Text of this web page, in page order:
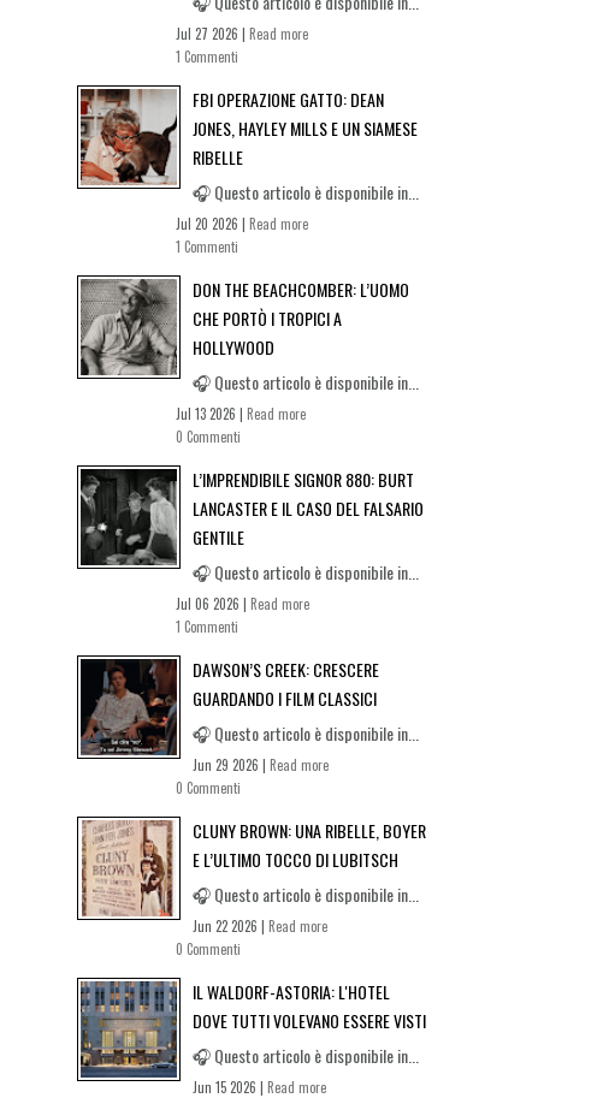
Jul 27 2026 | Read more
1 Commenti
FBI OPERAZIONE GATTO: DEAN
JONES, HAYLEY MILLS E UN SIAMESE
RIBELLE
🎧 Questo articolo è disponibile in...
Jul 20 2026 | Read more
1 Commenti
DON THE BEACHCOMBER: L’UOMO
CHE PORTÒ I TROPICI A
HOLLYWOOD
🎧 Questo articolo è disponibile in...
Jul 13 2026 | Read more
0 Commenti
L’IMPRENDIBILE SIGNOR 880: BURT
LANCASTER E IL CASO DEL FALSARIO
GENTILE
🎧 Questo articolo è disponibile in...
Jul 06 2026 | Read more
1 Commenti
DAWSON’S CREEK: CRESCERE
GUARDANDO I FILM CLASSICI
🎧 Questo articolo è disponibile in...
Jun 29 2026 | Read more
0 Commenti
CLUNY BROWN: UNA RIBELLE, BOYER
E L’ULTIMO TOCCO DI LUBITSCH
🎧 Questo articolo è disponibile in...
Jun 22 2026 | Read more
0 Commenti
IL WALDORF-ASTORIA: L'HOTEL
DOVE TUTTI VOLEVANO ESSERE VISTI
🎧 Questo articolo è disponibile in...
Jun 15 2026 | Read more